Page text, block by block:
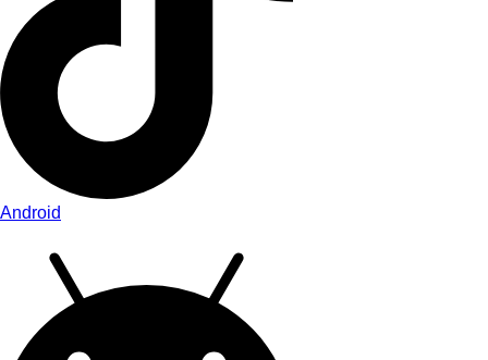
Android